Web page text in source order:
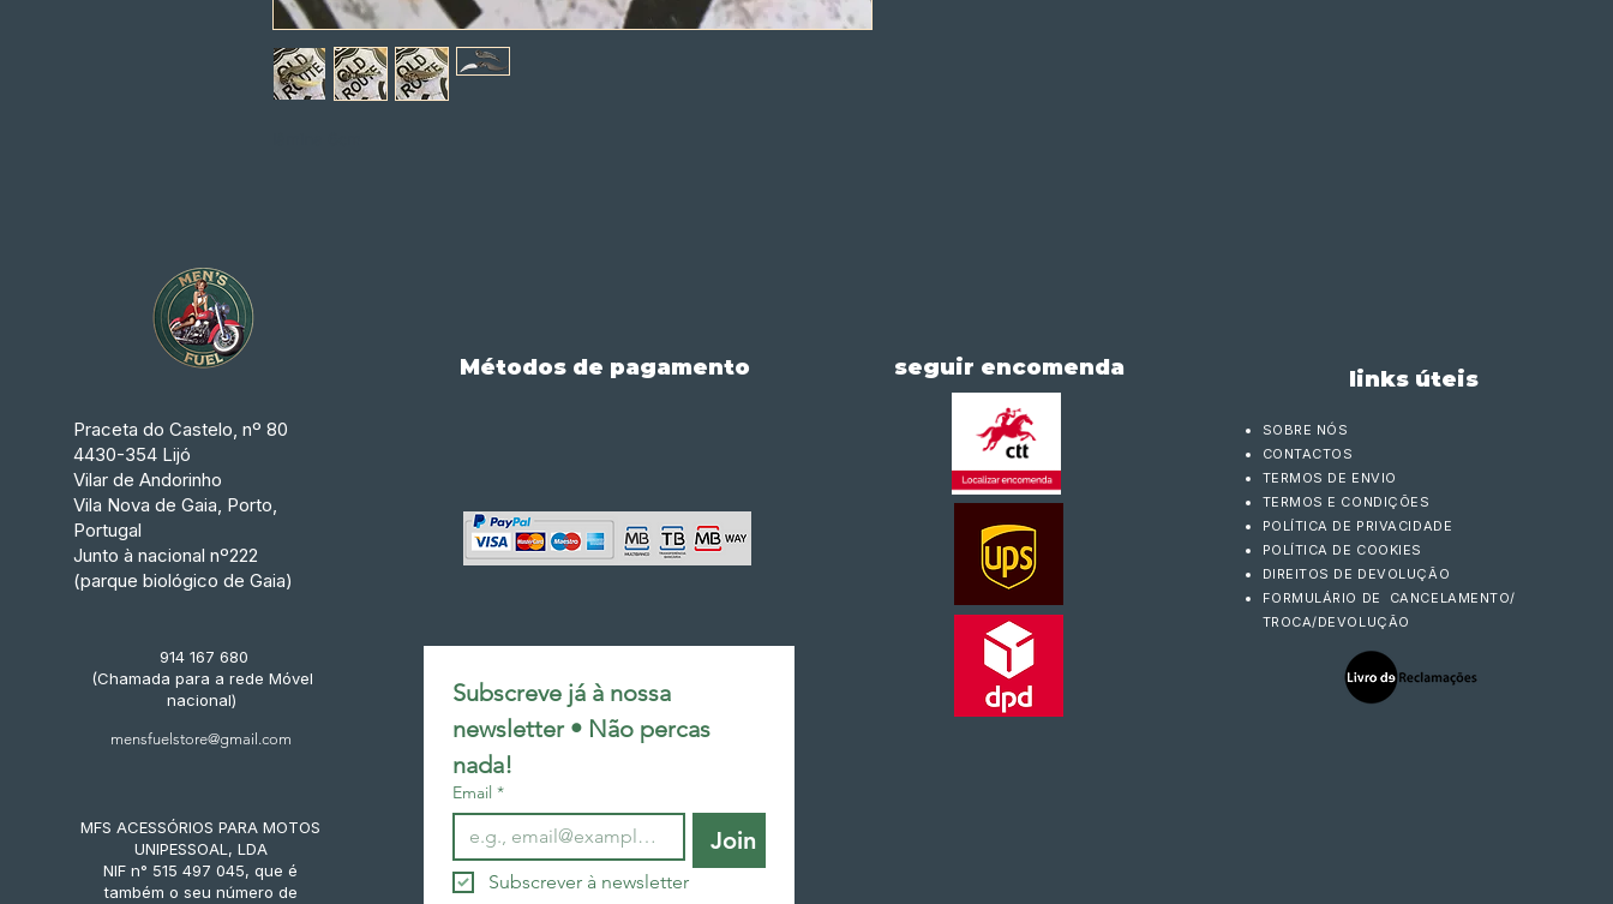
Praceta do Castelo, nº 80
4430-354 Lijó
Vilar de Andorinho
Vila Nova de Gaia, Porto,
Portugal
Junto à nacional nº222
(parque biológico de Gaia)
914 167 680
(Chamada para a rede Móvel
nacional)
mensfuelstore@gmail.com
MFS ACESSÓRIOS PARA MOTOS
UNIPESSOAL, LDA
NIF n° 515 497 045, que é
também o seu número de
Métodos de pagamento
Subscreve já à nossa
newsletter • Não percas
nada!
Email *
Join
Subscrever à newsletter
seguir encomenda links úteis
SOBRE NÓS
CONTACTOS
TERMOS DE ENVIO
TERMOS E CONDIÇÕES
POLÍTICA DE PRIVACIDADE
POLÍTICA DE COOKIES
DIREITOS DE DEVOLUÇÃO
FORMULÁRIO DE CANCELAMENTO/
TROCA/DEVOLUÇÃO